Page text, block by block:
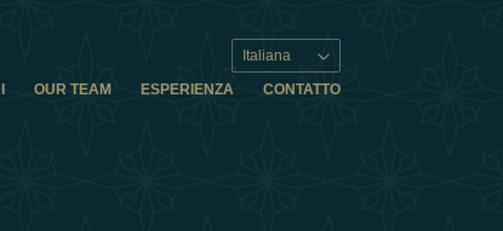
Italiana
OUR TEAM ESPERIENZA CONTATTO